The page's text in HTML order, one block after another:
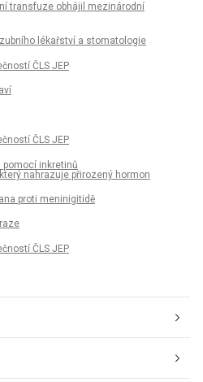
transfuze obhájil mezinárodní
lékařství a stomatologie
ČLS JEP
ČLS JEP
pomocí inkretinů
nahrazuje přirozený hormon
proti meninigitidě
ČLS JEP